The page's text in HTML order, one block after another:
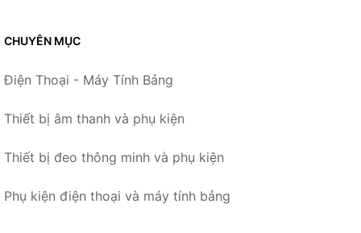
CHUYÊN MỤC
Điện Thoại - Máy Tính Bảng
Thiết bị âm thanh và phụ kiện
Thiết bị đeo thông minh và phụ kiện
Phụ kiện điện thoại và máy tính bảng